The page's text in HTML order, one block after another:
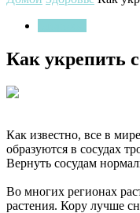
Как укрепить
Как известно, все в
образуются в сосудах
Вернуть сосудам
Во многих регионах
растения. Кору лучше